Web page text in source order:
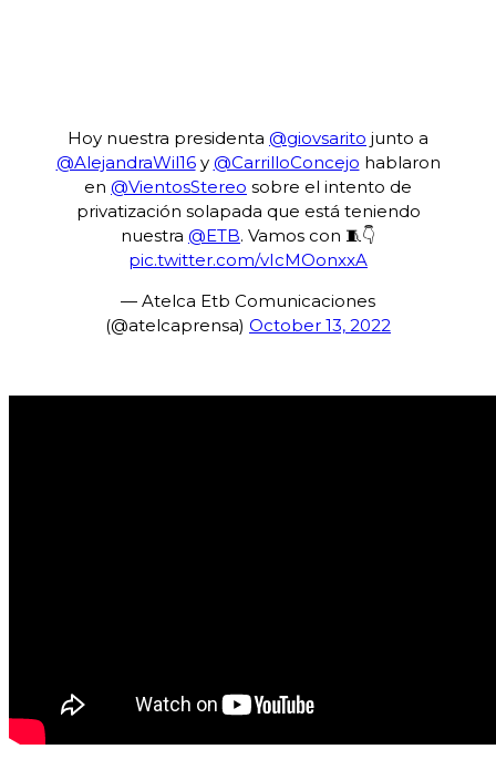
Hoy nuestra presidenta @giovsarito junto a
@AlejandraWil16y @CarrilloConcejo hablaron
en @VientosStereo sobre el intento de
privatización solapada que está teniendo
nuestra @ETB. Vamos con 🧵👇
pic.twitter.com/vIcMOonxxA
— Atelca Etb Comunicaciones
(@atelcaprensa) October 13, 2022